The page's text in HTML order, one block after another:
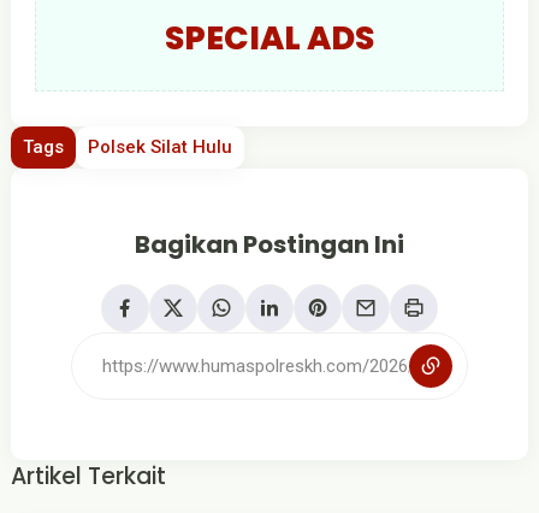
SPECIAL ADS
Tags Polsek Silat Hulu
Bagikan Postingan Ini
Artikel Terkait